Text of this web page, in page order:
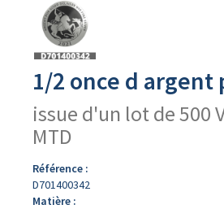
produit
1/2 once d argent
issue d'un lot de 500
MTD
Référence :
D701400342
Matière :